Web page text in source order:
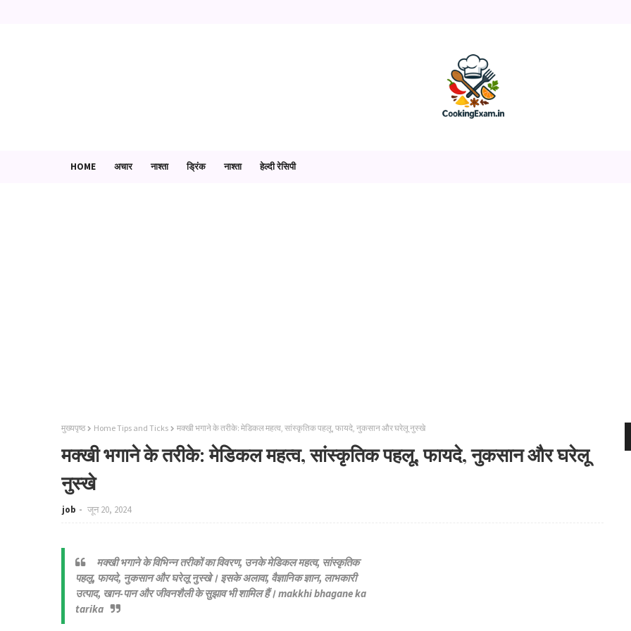
HOME अचार नाश्ता ड्रिंक नाश्ता हेल्दी रेसिपी
मुख्यपृष्ठ Home Tips and Ticks मक्खी भगाने के तरीके: मेडिकल महत्व, सांस्कृतिक पहलू, फायदे, नुकसान और घरेलू नुस्खे
मक्खी भगाने के तरीके: मेडिकल महत्व, सांस्कृतिक पहलू, फायदे, नुकसान और घरेलू
नुस्खे
job जून 20, 2024
मक्खी भगाने के विभिन्न तरीकों का विवरण, उनके मेडिकल महत्व, सांस्कृतिक
पहलू, फायदे, नुकसान और घरेलू नुस्खे। इसके अलावा, वैज्ञानिक ज्ञान, लाभकारी
उत्पाद, खान-पान और जीवनशैली के सुझाव भी शामिल हैं। makkhi bhagane ka
tarika